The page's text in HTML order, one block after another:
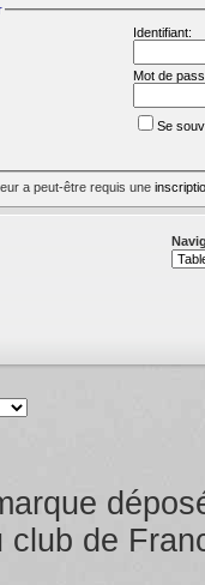
Identifiant:
Mot de
Se
a peut-être requis une
de